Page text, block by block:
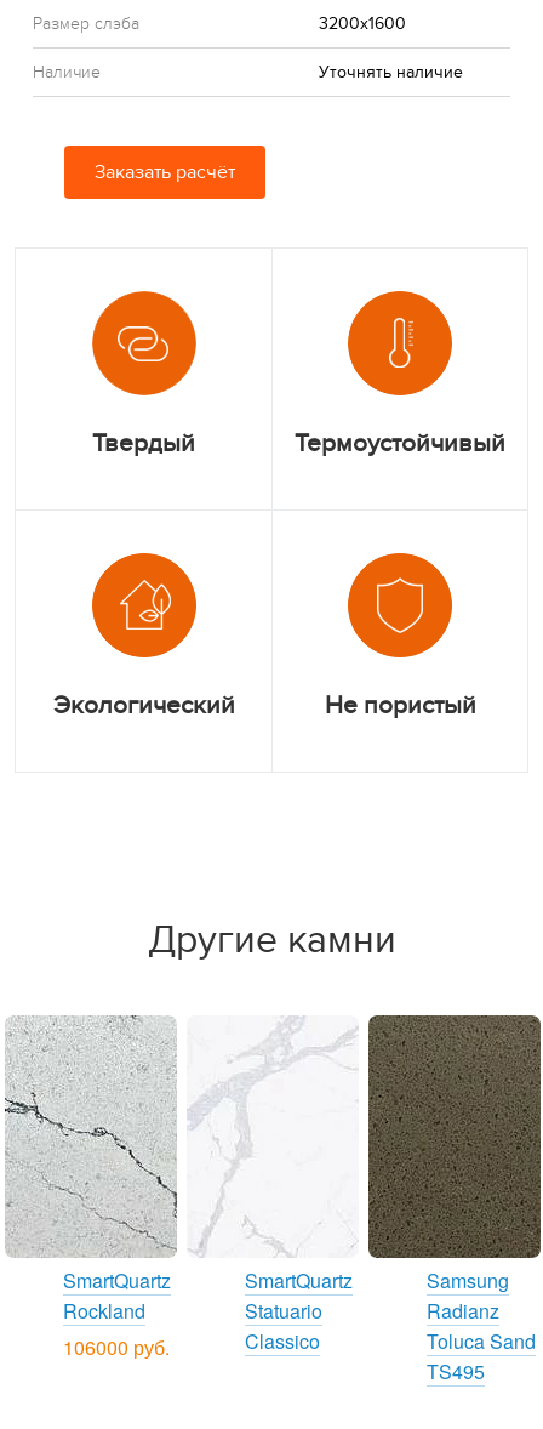
Размер слэба 3200x1600
Наличие Уточнять наличие
Заказать расчёт
Твердый Термоустойчивый
Экологический Не пористый
Другие камни
SmartQuartz
Rockland
106000 руб.
SmartQuartz
Statuario
Classico
Samsung
Radianz
Toluca Sand
TS495